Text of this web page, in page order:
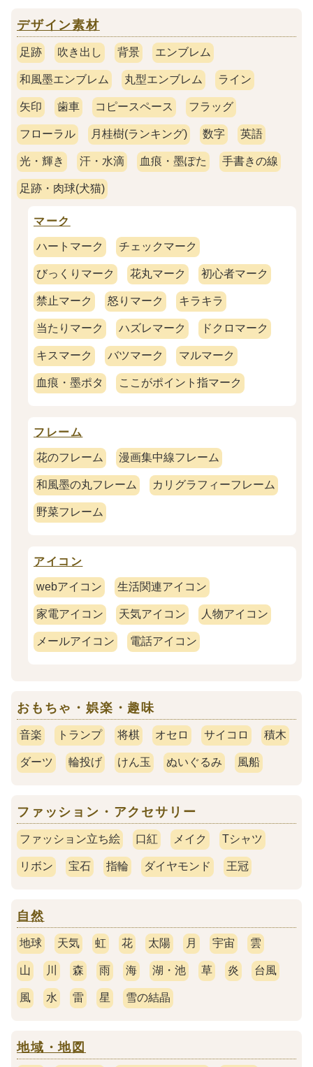
デザイン素材
足跡 吹き出し 背景 エンブレム
和風墨エンブレム 丸型エンブレム ライン
矢印 歯車 コピースペース フラッグ
フローラル 月桂樹(ランキング) 数字 英語
光・輝き 汗・水滴 血痕・墨ぽた 手書きの線
足跡・肉球(犬猫)
マーク
ハートマーク チェックマーク
びっくりマーク 花丸マーク 初心者マーク
禁止マーク 怒りマーク キラキラ
当たりマーク ハズレマーク ドクロマーク
キスマーク バツマーク マルマーク
血痕・墨ポタ ここがポイント指マーク
フレーム
花のフレーム 漫画集中線フレーム
和風墨の丸フレーム カリグラフィーフレーム
野菜フレーム
アイコン
webアイコン 生活関連アイコン
家電アイコン 天気アイコン 人物アイコン
メールアイコン 電話アイコン
おもちゃ・娯楽・趣味
音楽 トランプ 将棋 オセロ サイコロ 積木
ダーツ 輪投げ けん玉 ぬいぐるみ 風船
ファッション・アクセサリー
ファッション立ち絵 口紅 メイク Tシャツ
リボン 宝石 指輪 ダイヤモンド 王冠
自然
地球 天気 虹 花 太陽 月 宇宙 雲
山 川 森 雨 海 湖・池 草 炎 台風
風 水 雷 星 雪の結晶
地域・地図